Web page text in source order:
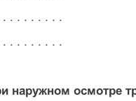
. . . . . . . .
. . . . . . . .
осмотре